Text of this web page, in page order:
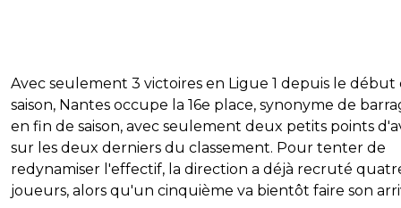
Avec seulement 3 victoires en Ligue 1 depuis le début
saison, Nantes occupe la 16e place, synonyme de
en fin de saison, avec seulement deux petits points
sur les deux derniers du classement. Pour tenter de
redynamiser l'effectif, la direction a déjà recruté
joueurs, alors qu'un cinquième va bientôt faire son